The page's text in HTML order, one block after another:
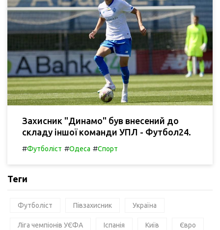
Захисник "Динамо" був внесений до
складу іншої команди УПЛ - Футбол24.
#Футболіст #Одеса #Спорт
Теги
Футболіст Півзахисник Україна
Ліга чемпіонів УЄФА Іспанія Київ Євро